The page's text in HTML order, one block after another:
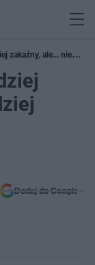
zakaźny, ale... nie
Dodaj do Google